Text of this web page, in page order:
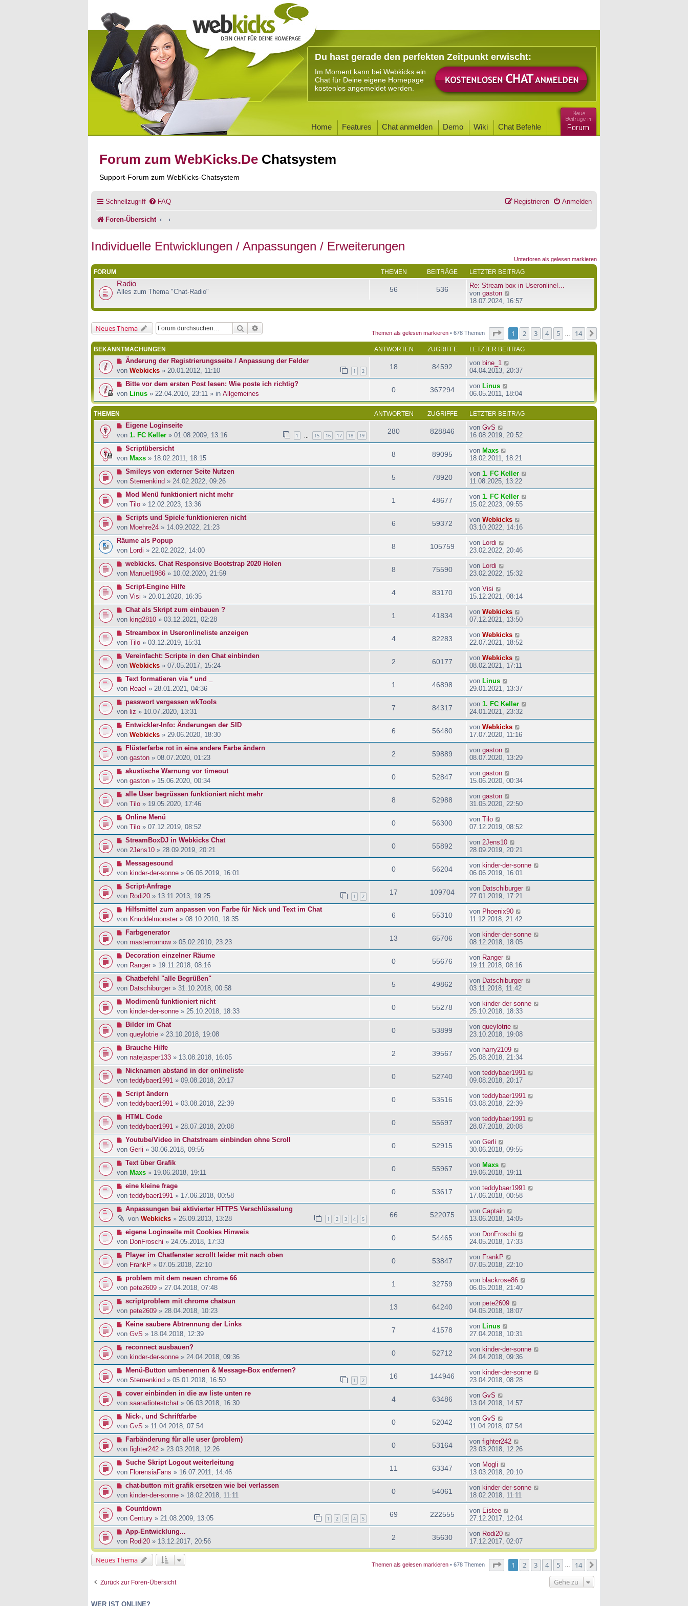
Du hast gerade den perfekten Zeitpunkt erwischt:
Im Moment kann bei Webkicks ein
Chat für Deine eigene Homepage
kostenlos angemeldet werden.
Home Features Chat anmelden Demo Wiki Chat Befehle
Forum zum WebKicks.De Chatsystem
Support-Forum zum WebKicks-Chatsystem
Schnellzugriff FAQ Anmelden
Registrieren
Foren-Übersicht
Individuelle Entwicklungen / Anpassungen / Erweiterungen
Unterforen als gelesen markieren
FORUM THEMEN BEITRÄGE LETZTER BEITRAG
Radio
Alles zum Thema "Chat-Radio" 56 536
Re: Stream box in Useronlinel…
von gaston
e
u
t
e
r
B
i
t
a
g
18.07.2024, 16:57
Neues Thema Suche
Themen als gelesen markieren • 678 Themen Seite von14
1 2 3 4 5 14
BEKANNTMACHUNGEN ANTWORTEN ZUGRIFFE LETZTER BEITRAG
Änderung der Registrierungsseite / Anpassung der Felder
von Webkicks » 20.01.2012, 11:10 1 2
18 84592 von bine_1
04.04.2013, 20:37
Bitte vor dem ersten Post lesen: Wie poste ich richtig?
von Linus » 22.04.2010, 23:11 » in Allgemeines 0 367294 von Linus
06.05.2011, 18:04
THEMEN ANTWORTEN ZUGRIFFE LETZTER BEITRAG
Eigene Loginseite
von 1. FC Keller » 01.08.2009, 13:16 1 15 16 17 18 19
280 828846 von GvS
16.08.2019, 20:52
Scriptübersicht
von Maxs » 18.02.2011, 18:15 8 89095 von Maxs
18.02.2011, 18:21
Smileys von externer Seite Nutzen
von Sternenkind » 24.02.2022, 09:26 5 78920 von 1. FC Keller
11.08.2025, 13:22
Mod Menü funktioniert nicht mehr
von Tilo » 12.02.2023, 13:36 1 48677 von 1. FC Keller
15.02.2023, 09:55
Scripts und Spiele funktionieren nicht
von Moehre24 » 14.09.2022, 21:23 6 59372 von Webkicks
03.10.2022, 14:16
Räume als Popup
von
Lordi » 22.02.2022, 14:00 8 105759 von
Lordi
23.02.2022, 20:46
webkicks. Chat Responsive Bootstrap 2020 Holen
von Manuel1986 » 10.02.2020, 21:59 8 75590 von
Lordi
23.02.2022, 15:32
Script-Engine Hilfe
von Visi » 20.01.2020, 16:35 4 83170 von Visi
15.12.2021, 08:14
Chat als Skript zum einbauen ?
von king2810 » 03.12.2021, 02:28 1 41834 von Webkicks
07.12.2021, 13:50
Streambox in Useronlineliste anzeigen
von Tilo » 03.12.2019, 15:31 4 82283 von Webkicks
22.07.2021, 18:52
Vereinfacht: Scripte in den Chat einbinden
von Webkicks » 07.05.2017, 15:24 2 60177 von Webkicks
08.02.2021, 17:11
Text formatieren via * und _
von Reael » 28.01.2021, 04:36 1 46898 von Linus
29.01.2021, 13:37
passwort vergessen wkTools
von liz » 10.07.2020, 13:31 7 84317 von 1. FC Keller
24.01.2021, 23:32
Entwickler-Info: Änderungen der SID
von Webkicks » 29.06.2020, 18:30 6 56480 von Webkicks
17.07.2020, 11:16
Flüsterfarbe rot in eine andere Farbe ändern
von gaston » 08.07.2020, 01:23 2 59889 von gaston
08.07.2020, 13:29
akustische Warnung vor timeout
von gaston » 15.06.2020, 00:34 0 52847 von gaston
15.06.2020, 00:34
alle User begrüssen funktioniert nicht mehr
von Tilo » 19.05.2020, 17:46 8 52988 von gaston
31.05.2020, 22:50
Online Menü
von Tilo » 07.12.2019, 08:52 0 56300 von Tilo
07.12.2019, 08:52
StreamBoxDJ in Webkicks Chat
von 2Jens10 » 28.09.2019, 20:21 0 55892 von 2Jens10
28.09.2019, 20:21
Messagesound
von kinder-der-sonne » 06.06.2019, 16:01 0 56204 von kinder-der-sonne
06.06.2019, 16:01
Script-Anfrage
von Rodi20 » 13.11.2013, 19:25 1 2
17 109704 von Datschiburger
27.01.2019, 17:21
Hilfsmittel zum anpassen von Farbe für Nick und Text im Chat
von Knuddelmonster» 08.10.2010, 18:35 6 55310 von Phoenix90
11.12.2018, 21:42
Farbgenerator
von masterronnow» 05.02.2010, 23:23 13 65706 von kinder-der-sonne
08.12.2018, 18:05
Decoration einzelner Räume
von Ranger» 19.11.2018, 08:16 0 55676 von Ranger
19.11.2018, 08:16
Chatbefehl "alle Begrüßen"
von Datschiburger » 31.10.2018, 00:58 5 49862 von Datschiburger
03.11.2018, 11:42
Modimenü funktioniert nicht
von kinder-der-sonne » 25.10.2018, 18:33 0 55278 von kinder-der-sonne
25.10.2018, 18:33
Bilder im Chat
von queylotrie » 23.10.2018, 19:08 0 53899 von queylotrie
23.10.2018, 19:08
Brauche Hilfe
von natejasper133 » 13.08.2018, 16:05 2 39567 von harry2109
25.08.2018, 21:34
Nicknamen abstand in der onlineliste
von teddybaer1991 » 09.08.2018, 20:17 0 52740 von teddybaer1991
09.08.2018, 20:17
Script ändern
von teddybaer1991 » 03.08.2018, 22:39 0 53516 von teddybaer1991
03.08.2018, 22:39
HTML Code
von teddybaer1991 » 28.07.2018, 20:08 0 55697 von teddybaer1991
28.07.2018, 20:08
Youtube/Video in Chatstream einbinden ohne Scroll
von Gerli » 30.06.2018, 09:55 0 52915 von Gerli
30.06.2018, 09:55
Text über Grafik
von Maxs » 19.06.2018, 19:11 0 55967 von Maxs
19.06.2018, 19:11
eine kleine frage
von teddybaer1991 » 17.06.2018, 00:58 0 53617 von teddybaer1991
17.06.2018, 00:58
Anpassungen bei aktivierter HTTPS Verschlüsselung
von Webkicks » 26.09.2013, 13:28 1 2 3 4 5
66 522075 von Captain
13.06.2018, 14:05
eigene Loginseite mit Cookies Hinweis
von DonFroschi » 24.05.2018, 17:33 0 54465 von DonFroschi
24.05.2018, 17:33
Player im Chatfenster scrollt leider mit nach oben
von FrankP » 07.05.2018, 22:10 0 53847 von FrankP
07.05.2018, 22:10
problem mit dem neuen chrome 66
von pete2609 » 27.04.2018, 07:48 1 32759 von blackrose86
06.05.2018, 21:40
scriptproblem mit chrome chatsun
von pete2609 » 28.04.2018, 10:23 13 64240 von pete2609
04.05.2018, 18:07
Keine saubere Abtrennung der Links
von GvS » 18.04.2018, 12:39 7 41578 von Linus
27.04.2018, 10:31
reconnect ausbauen?
von kinder-der-sonne » 24.04.2018, 09:36 0 52712 von kinder-der-sonne
24.04.2018, 09:36
Menü-Button umbenennen & Message-Box entfernen?
von Sternenkind » 05.01.2018, 16:50 1 2
16 144946 von kinder-der-sonne
23.04.2018, 08:28
cover einbinden in die aw liste unten re
von saaradiotestchat » 06.03.2018, 16:30 4 63486 von GvS
13.04.2018, 14:57
Nick-, und Schriftfarbe
von GvS » 11.04.2018, 07:54 0 52042 von GvS
11.04.2018, 07:54
Farbänderung für alle user (problem)
von fighter242 » 23.03.2018, 12:26 0 53164 von fighter242
23.03.2018, 12:26
Suche Skript Logout weiterleitung
von FlorensiaFans » 16.07.2011, 14:46 11 63347 von Mogli
13.03.2018, 20:10
chat-button mit grafik ersetzen wie bei verlassen
von kinder-der-sonne » 18.02.2018, 11:11 0 54061 von kinder-der-sonne
18.02.2018, 11:11
Countdown
von Century » 21.08.2009, 13:05 1 2 3 4 5
69 222555 von Eistee
27.12.2017, 12:04
App-Entwicklung...
von Rodi20 » 13.12.2017, 20:56 2 35630 von Rodi20
17.12.2017, 02:07
Neues Thema Themen als gelesen markieren • 678 Themen Seite von14
1 2 3 4 5 14
Zurück zur Foren-Übersicht Gehe zu
WER IST ONLINE?